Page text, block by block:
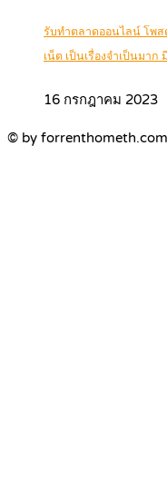
รับทำตลาดออนไลน์ โพ
เน็ต เป็นเรื่องจำเป็นมาก
16 กรกฎาคม 2023
© by